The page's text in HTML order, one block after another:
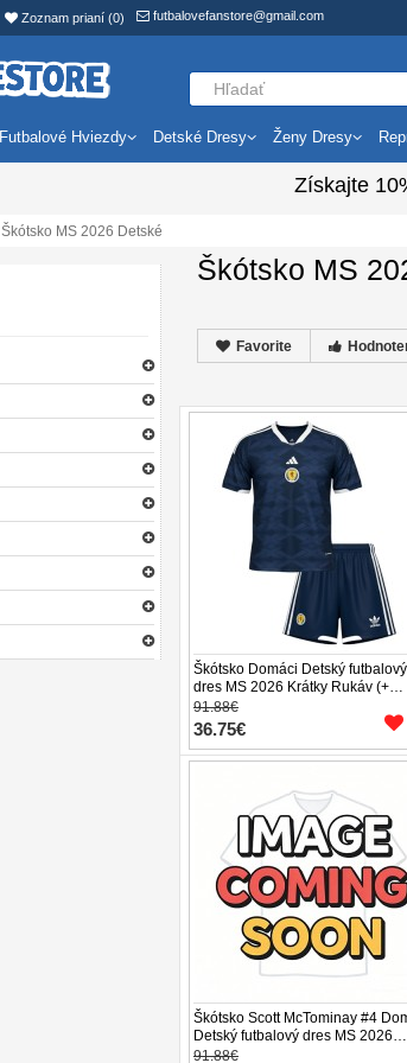
Zoznam prianí (0) futbalovefanstore@gmail.com
Futbalové Hviezdy Detské Dresy Ženy Dresy
Získajte
Škótsko MS 2026 Detské
Škótsko MS
Favorite
Škótsko Domáci Detský futbalový
dres MS 2026 Krátky Rukáv (+
trenírky)
91.88€
36.75€
Škótsko Scott McTominay #4
Detský futbalový dres MS 2026
Krátky Rukáv (+ trenírky)
91.88€